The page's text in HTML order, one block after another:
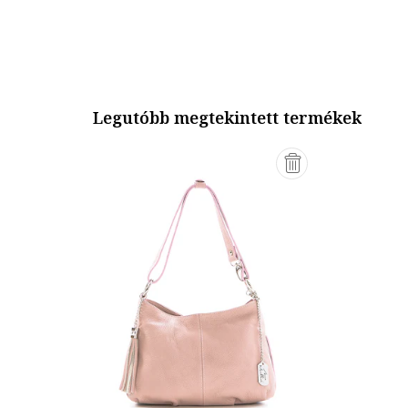
Legutóbb megtekintett termékek